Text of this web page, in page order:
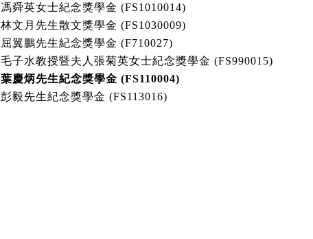
馮舜英女士紀念獎學金 (FS1010014)
林文月先生散文獎學金 (FS1030009)
屈翼鵬先生紀念獎學金 (F710027)
毛子水教授暨夫人張菊英女士紀念獎學金 (FS990015)
葉慶炳先生紀念獎學金 (FS110004)
彭毅先生紀念獎學金 (FS113016)